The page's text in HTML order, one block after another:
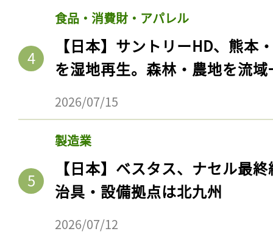
食品・消費財・アパレル
【日本】サントリーHD、熊本
を湿地再生。森林・農地を流
2026/07/15
製造業
【日本】ベスタス、ナセル最
治具・設備拠点は北九州
2026/07/12